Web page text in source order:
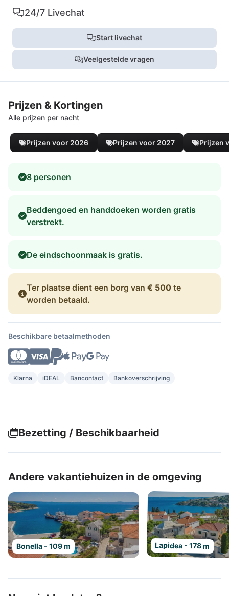
24/7 Livechat
Start livechat
Veelgestelde vragen
Prijzen & Kortingen
Alle prijzen per nacht
Prijzen voor 2026 Prijzen voor 2027 Prijzen
8 personen
Beddengoed en handdoeken worden gratis
verstrekt.
De eindschoonmaak is gratis.
Ter plaatse dient een borg van € 500 te
worden betaald.
Beschikbare betaalmethoden
Klarna iDEAL Bancontact Bankoverschrijving
Bezetting / Beschikbaarheid
Andere vakantiehuizen in de omgeving
Bonella - 109 m Lapidea - 178 m